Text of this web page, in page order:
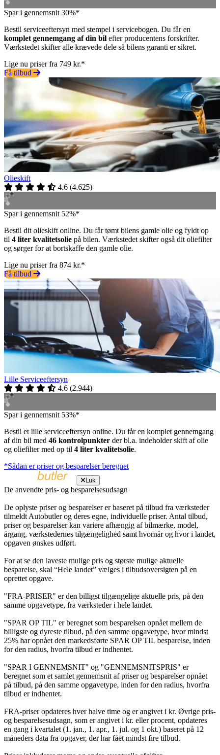
Spar i gennemsnit 30%*
Bestil serviceeftersyn med stempel i servicebogen. Du får en
komplet gennemgang af din bil efter producentens forskrifter.
Værkstedet skifter alle krævede dele så bilens garanti er sikret.
Lige nu priser fra 749 kr.*
Få tilbud
Olieskift
4.6 (4.625)
Spar i gennemsnit 52%*
Bestil dit olieskift online. Du får tømt bilens gamle olie og fyldt op
til 4 liter kvalitetsolie på bilen. Værkstedet skifter også dit oliefilter
og sørger for at bortskaffe den gamle olie.
Lige nu priser fra 874 kr.*
Få tilbud
Lille Serviceeftersyn
4.6 (2.944)
Spar i gennemsnit 53%*
Bestil et lille serviceeftersyn online. Du får en komplet gennemgang
af din bil med 46 kontrolpunkter der bl.a. indeholder skift af olie
og oliefilter med op til 4 liter kvalitetsolie.
*Sådan er priser og besparelser beregnet
Luk
De anvendte pris- og besparelsesudsagn
De oplyste priser og besparelser er baseret på tilbud fra værksteder
tilmeldt Autobutler og deres egne, individuelle priser. Antal tilbud,
priser og besparelser kan variere afhængig af bilmærke, model,
årgang, værkstedernes tilgængelighed samt hvornår og hvor i landet,
opgaven ønskes udført.
For at se den laveste mulige pris og største mulige aktuelle
besparelse, skal “Hele landet” vælges i tilbudsoversigten på en
oprettet opgave.
"FRA-PRISER" er den billigst tilgængelige aktuelle pris, på den
samme opgavetype, fra værksteder i hele landet.
"SPAR OP TIL" er beregnet som besparelsen opnået mellem de
billigste og dyreste tilbud, på den samme opgavetype, hvor mindst
25% har opnået den markedsførte SPAR OP TIL besparelse, inden
for den radius, hvorfra tilbud er indhentet.
"SPAR I GENNEMSNIT" og "GENNEMSNITSPRIS" er
beregnet som et samlet gennemsnit af priser og besparelser opnået
på tilbud, på den samme opgavetype, inden for den radius, hvorfra
tilbud er indhentet.
FRA-priser opdateres hver halve time og er angivet i kr. Øvrige pris-
og besparelsesudsagn, som er angivet i kr. eller procent, opdateres
en gang i kvartalet (1. jan., 1. apr., 1. jul. og 1 okt.) baseret på 12
måneders data fra opgaver, der har fået mindst fire tilbud.